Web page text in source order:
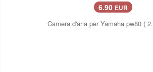
6.90 EUR
Camera d'aria per Yamaha pw80 (